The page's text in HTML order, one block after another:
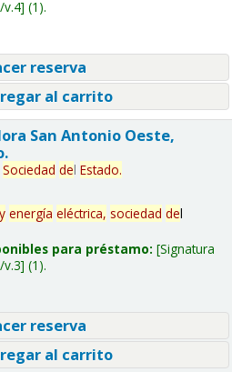
v.4 (1).
reserva
al carrito
San Antonio Oeste,
Sociedad del Estado.
y energía eléctrica, sociedad del
para préstamo: Signatura
(1).
reserva
al carrito